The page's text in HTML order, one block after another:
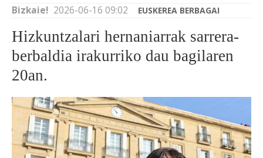
BIDEOAK
ARGAZKIAK
Bizkaie! 2026-06-16 09:02 EUSKEREA BERBAGAI
Hizkuntzalari hernaniarrak sarrera-
berbaldia irakurriko dau bagilaren
20an.